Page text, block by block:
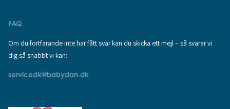
FAQ
Om du fortfarande inte har fått svar kan du skicka ett mejl – så svarar vi
dig så snabbt vi kan:
servicedk@babydan.dk